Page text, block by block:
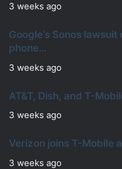
3 weeks ago
Google’s Sonos
phone…
3 weeks ago
AT&T, Dish, and T-
3 weeks ago
Verizon joins T-Mobile
3 weeks ago